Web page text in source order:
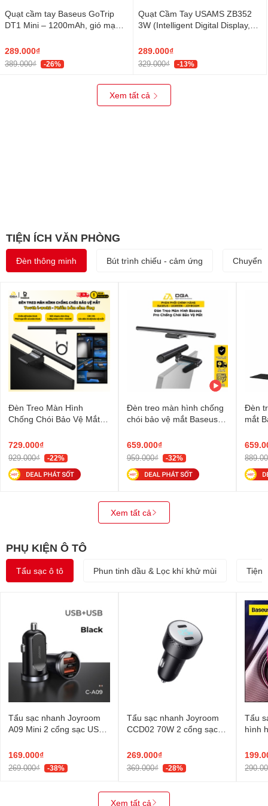
Quạt cầm tay Baseus GoTrip
DT1 Mini – 1200mAh, gió mạnh
10000RPM, dùng 4h
289.000₫
389.000₫ -26%
Quạt Cầm Tay USAMS ZB352
3W (Intelligent Digital Display,
Foldable, 10398RPM)
289.000₫
329.000₫ -13%
Xem tất cả
TIỆN ÍCH VĂN PHÒNG
Đèn thông minh Bút trình chiếu - cảm ứng Chuyển
Đèn Treo Màn Hình
Chống Chói Bảo Vệ Mắt
Asymmetric Light Source
Screen Hanging Light
729.000₫
929.000₫ -22%
Đèn treo màn hình chống
chói bảo vệ mắt Baseus i-
659.000₫
959.000₫ -32%
Đèn
mắt
Xem tất cả
PHỤ KIỆN Ô TÔ
Tẩu sạc ô tô Phun tinh dầu & Lọc khí khử mùi Tiện
Tẩu sạc nhanh Joyroom
A09 Mini 2 cổng sạc USB
Black
169.000₫
269.000₫ -38%
Tẩu sạc nhanh Joyroom
CCD02 70W 2 cổng sạc
Digital Display Car
Charger
269.000₫
369.000₫ -28%
Tẩu
hình
Xem tất cả